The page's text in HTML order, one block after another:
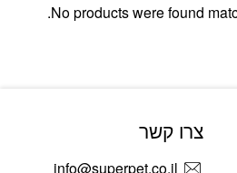
No products were found
צרו קשר
info@superpet.co.il